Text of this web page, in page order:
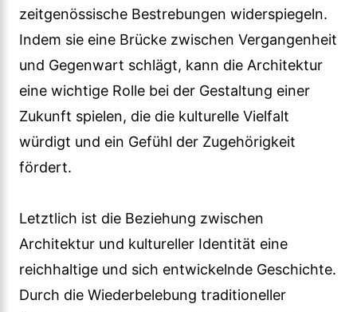
zeitgenössische Bestrebungen widerspiegeln.
Indem sie eine Brücke zwischen Vergangenheit
und Gegenwart schlägt, kann die Architektur
eine wichtige Rolle bei der Gestaltung einer
Zukunft spielen, die die kulturelle Vielfalt
würdigt und ein Gefühl der Zugehörigkeit
fördert.
Letztlich ist die Beziehung zwischen
Architektur und kultureller Identität eine
reichhaltige und sich entwickelnde Geschichte.
Durch die Wiederbelebung traditioneller